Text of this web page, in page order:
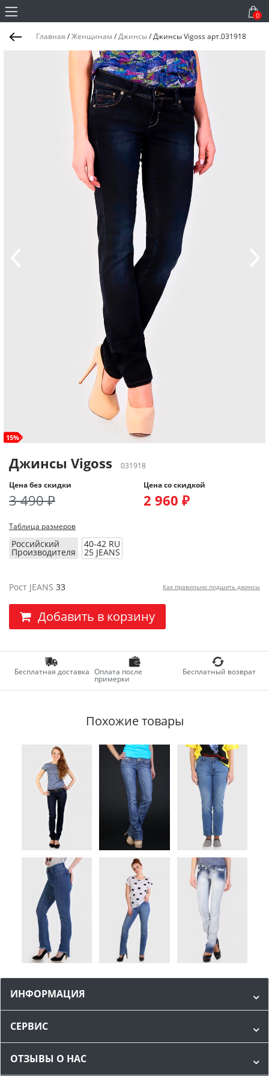
0
Главная /Женщинам /Джинсы/Джинсы Vigoss арт.031918
15%
Джинсы Vigoss
031918
Цена без скидки
3 490 ₽
Цена со скидкой
2 960 ₽
Таблица размеров
Российский
Производителя
40-42 RU
25 JEANS
Рост JEANS 33 Как правильно подшить джинсы
Добавить в корзину
Бесплатная доставка Оплата после
примерки
Бесплатный возврат
Похожие товары
ИНФОРМАЦИЯ
СЕРВИС
ОТЗЫВЫ О НАС